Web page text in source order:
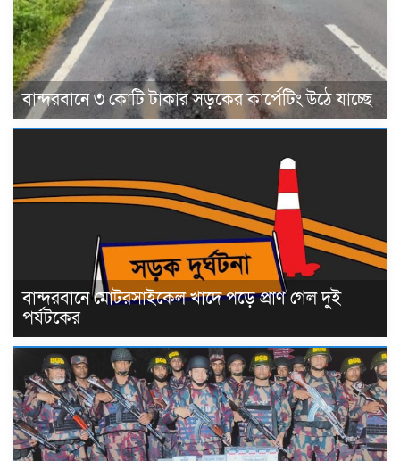
বান্দরবানে ৩ কোটি টাকার সড়কের কার্পেটিং উঠে যাচ্ছে
বান্দরবানে মোটরসাইকেল খাদে পড়ে প্রাণ গেল দুই
পর্যটকের